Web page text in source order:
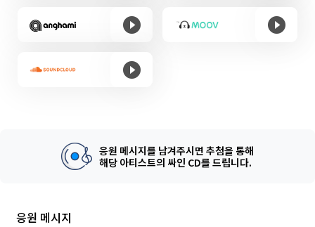
응원 메시지를 남겨주시면 추첨을 통해
해당 아티스트의 싸인 CD를 드립니다.
응원 메시지